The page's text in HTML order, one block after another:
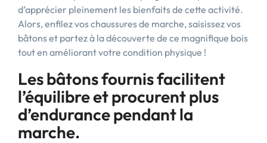
d’apprécier pleinement les bienfaits de cette activité.
Alors, enfilez vos chaussures de marche, saisissez vos
bâtons et partez à la découverte de ce magnifique bois
tout en améliorant votre condition physique !
Les bâtons fournis facilitent
l’équilibre et procurent plus
d’endurance pendant la
marche.